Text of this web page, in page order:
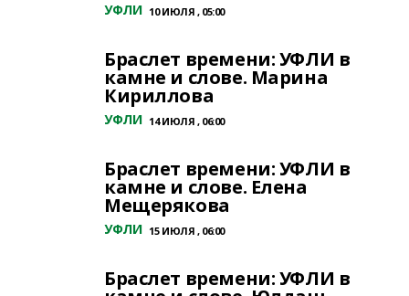
УФЛИ 10 ИЮЛЯ , 05:00
Браслет времени: УФЛИ в
камне и слове. Марина
Кириллова
УФЛИ 14 ИЮЛЯ , 06:00
Браслет времени: УФЛИ в
камне и слове. Елена
Мещерякова
УФЛИ 15 ИЮЛЯ , 06:00
Браслет времени: УФЛИ в